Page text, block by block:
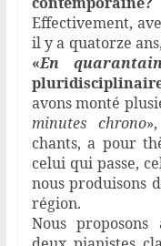
Effectivement,
il y a quatorze
«En
avons monté
minutes chrono
chants, a pour
celui qui passe,
nous produisons
région.
Nous